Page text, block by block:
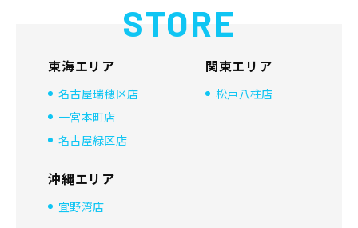
STORE
東海エリア
名古屋瑞穂区店
一宮本町店
名古屋緑区店
関東エリア
松戸八柱店
沖縄エリア
宜野湾店